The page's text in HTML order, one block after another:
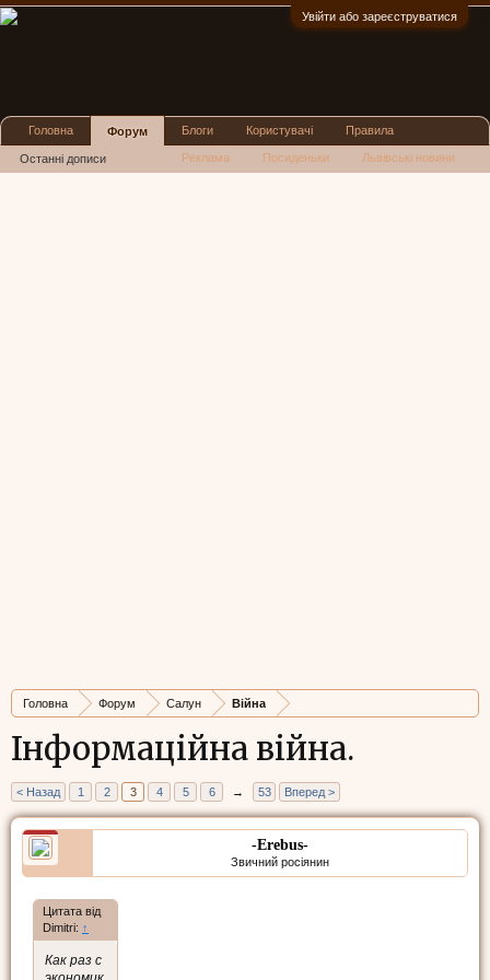
Увійти або зареєструватися
Головна Форум Салун Війна
Інформаційна війна.
< Назад 1 2 3 4 5 6 → 53 Вперед >
-Erebus-
Звичний росіянин
Цитата від
Dimitri: ↑
Как раз с
Головна Форум
Останні дописи
Блоги Користувачі Правила
Реклама Посиденьки Львівські новини